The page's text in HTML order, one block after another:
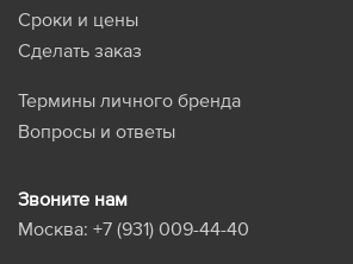
Сроки и цены
Сделать заказ
Термины личного бренда
Вопросы и ответы
Звоните нам
Москва: +7 (931) 009-44-40